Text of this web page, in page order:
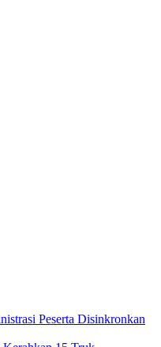
Peserta Disinkronkan